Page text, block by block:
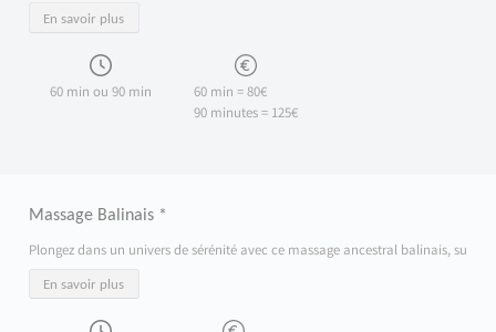
En savoir plus
60 min ou 90 min
60 min = 80€
90 minutes = 125€
Massage Balinais *
Plongez dans un univers de sérénité avec ce massage ancestral balinais,
En savoir plus